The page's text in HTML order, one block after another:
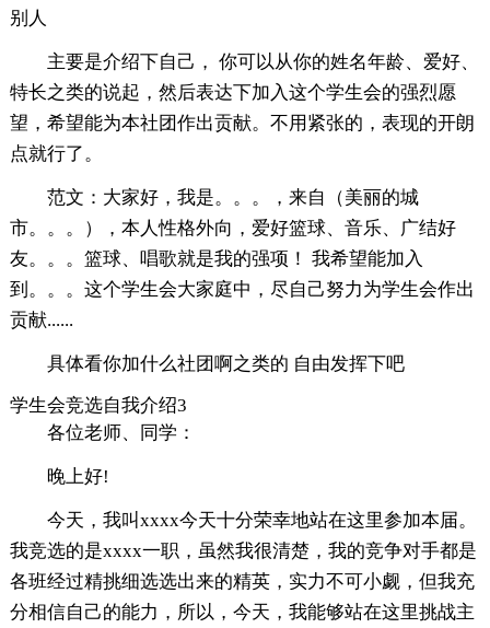
别人
主要是介绍下自己， 你可以从你的姓名年龄、爱好、
特长之类的说起，然后表达下加入这个学生会的强烈愿
望，希望能为本社团作出贡献。不用紧张的，表现的开朗
点就行了。
范文：大家好，我是。。。，来自（美丽的城
市。。。），本人性格外向，爱好篮球、音乐、广结好
友。。。篮球、唱歌就是我的强项！ 我希望能加入
到。。。这个学生会大家庭中，尽自己努力为学生会作出
贡献......
具体看你加什么社团啊之类的 自由发挥下吧
学生会竞选自我介绍3
各位老师、同学：
晚上好!
今天，我叫xxxx今天十分荣幸地站在这里参加本届。
我竞选的是xxxx一职，虽然我很清楚，我的竞争对手都是
各班经过精挑细选选出来的精英，实力不可小觑，但我充
分相信自己的能力，所以，今天，我能够站在这里挑战主